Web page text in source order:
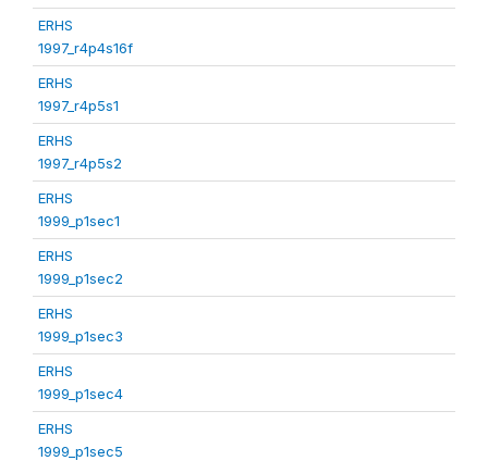
ERHS
1997_r4p4s16f
ERHS
1997_r4p5s1
ERHS
1997_r4p5s2
ERHS
1999_p1sec1
ERHS
1999_p1sec2
ERHS
1999_p1sec3
ERHS
1999_p1sec4
ERHS
1999_p1sec5